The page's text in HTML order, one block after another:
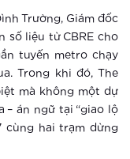
Trường, Giám đốc
số liệu từ CBRE cho
tuyến metro chạy
Trong khi đó, The
mà không một dự
– án ngữ tại “giao lộ
cùng hai trạm dừng
26 tiếng ở
tan mọi nỗi lo